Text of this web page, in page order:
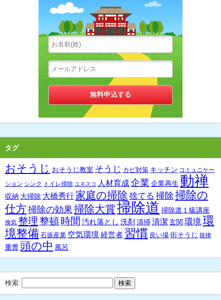
タグ
おそうじ おそうじ教室 そうじ カビ対策 キッチン コミュニケー
ション シンク トイレ掃除 ユネスコ 人材育成企業 企業再生 動禅
収納 大掃除 大橋秀行 家庭の掃除 捨てる 掃除掃除の
仕方掃除の効果掃除大賞掃除道 掃除道１級講座
換気 整理 整頓時間 汚れ落とし 洗剤 清掃清潔玄関 環境環
境整備 石坂産業 空気環境経営者 習慣 良い場 街そうじ 規律
重曹頭の中 風呂
検索: